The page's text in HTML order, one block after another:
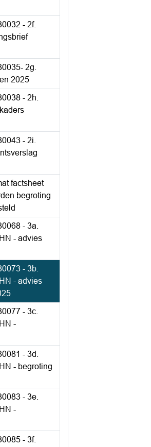
- 2f.
2g.
2025
- 2h.
- 2i.
factsheet
begroting
- 3a.
- advies
- 3b.
- advies
- 3c.
-
- 3d.
- begroting
- 3e.
-
- 3f.